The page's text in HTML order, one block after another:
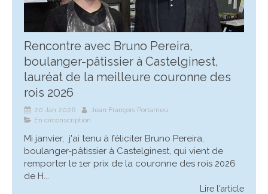
Rencontre avec Bruno Pereira,
boulanger-pâtissier à Castelginest,
lauréat de la meilleure couronne des
rois 2026
20 Jan 2026
Jean François Portarrieu
En circonscription
Mi janvier, j'ai tenu à féliciter Bruno Pereira,
boulanger-pâtissier à Castelginest, qui vient de
remporter le 1er prix de la couronne des rois 2026
de H...
Lire l'article